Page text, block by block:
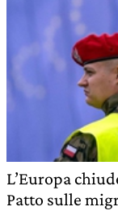
L’Europa
Patto sulle